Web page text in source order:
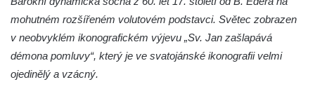
Socha Přátelství v ZOO Hluboká
Socha Matka příroda v ZOO Hluboká
Socha Lišky v ZOO Hluboká
Socha Kudlanka v ZOO Hluboká
mohutném rozšířeném volutovém podstavci. Světec zobrazen
v neobvyklém ikonografickém výjevu „Sv. Jan zašlapává
démona pomluvy“, který je ve svatojánské ikonografii velmi
ojedinělý a vzácný.